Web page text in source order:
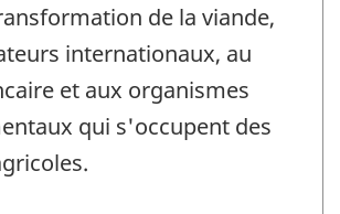
de la viande,
internationaux, au
et aux organismes
qui s'occupent des